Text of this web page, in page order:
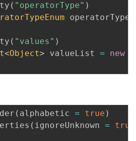
( "operatorType" )
operatorType
( "values" )
<Object> valueList = new
( alphabetic = true )
( ignoreUnknown = true